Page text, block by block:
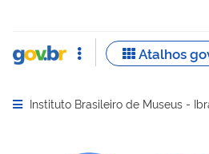
Abrir menu principal de
Instituto Brasileiro de Museus -